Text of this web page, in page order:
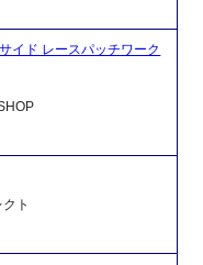
イド レースパッチワーク
ト